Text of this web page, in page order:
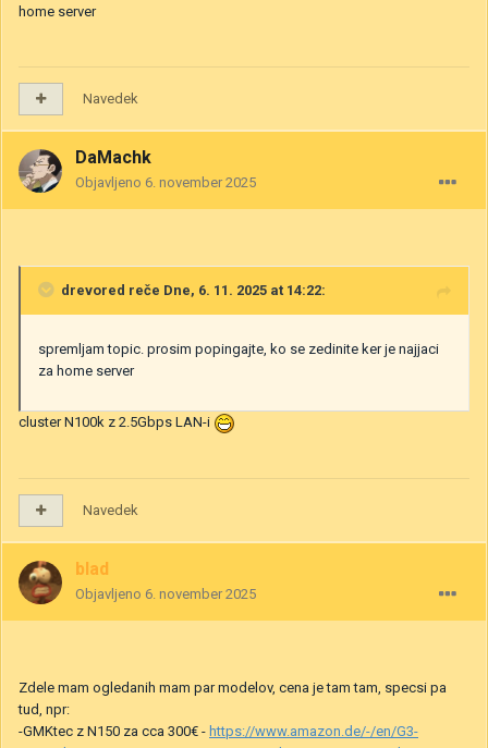
home server
Navedek
DaMachk
Objavljeno 6. november 2025
drevored reče Dne, 6. 11. 2025 at 14:22:
spremljam topic. prosim popingajte, ko se zedinite ker je najjaci
za home server
cluster N100k z 2.5Gbps LAN-i
Navedek
blad
Objavljeno 6. november 2025
Zdele mam ogledanih mam par modelov, cena je tam tam, specsi pa
tud, npr:
-GMKtec z N150 za cca 300€ - https://www.amazon.de/-/en/G3-